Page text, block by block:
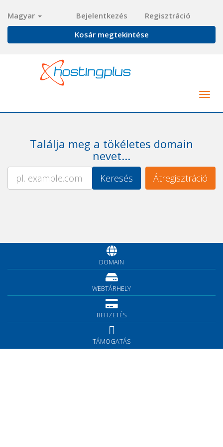
Magyar Bejelentkezés
Regisztráció
Kosár megtekintése
Találja meg a tökéletes domain
nevet...
DOMAIN
WEBTÁRHELY
BEFIZETÉS
TÁMOGATÁS